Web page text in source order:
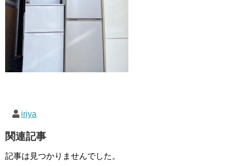
iriya
関連記事
記事は見つかりませんでした。